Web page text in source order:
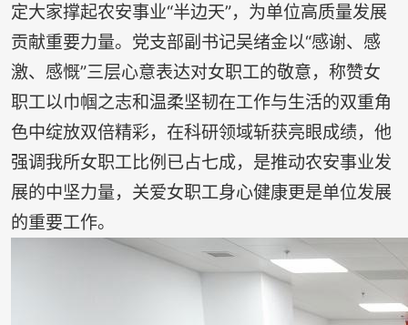
定大家撑起农安事业“半边天”，为单位高质量发展
贡献重要力量。党支部副书记吴绪金以“感谢、感
激、感慨”三层心意表达对女职工的敬意，称赞女
职工以巾帼之志和温柔坚韧在工作与生活的双重角
色中绽放双倍精彩，在科研领域斩获亮眼成绩，他
强调我所女职工比例已占七成，是推动农安事业发
展的中坚力量，关爱女职工身心健康更是单位发展
的重要工作。